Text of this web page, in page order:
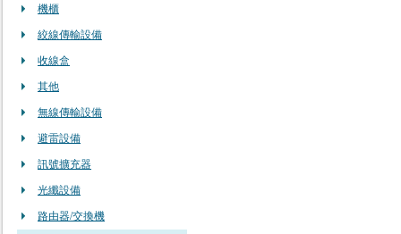
機櫃
絞線傳輸設備
收線盒
其他
無線傳輸設備
避雷設備
訊號擴充器
光纖設備
路由器/交換機